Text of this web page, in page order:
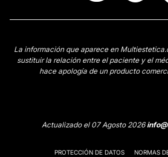
La información que aparece en
sustituir la relación entre el paciente y el
hace apología de un producto
Actualizado el 07 Agosto 2026
PROTECCIÓN DE DATOS NORMAS